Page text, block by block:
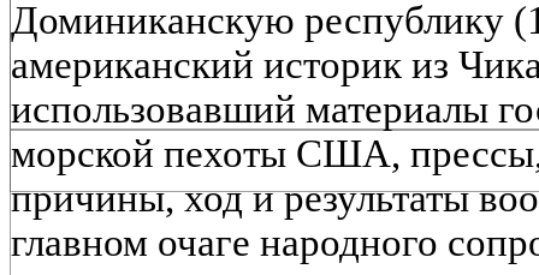
Доминиканскую республику
американский историк из
использовавший материалы
морской пехоты США, прессы,
причины, ход и результаты
главном очаге народного